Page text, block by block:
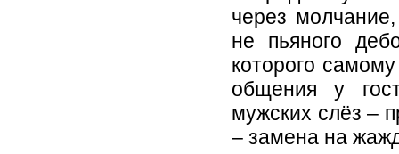
через
не пьяного
которого
общения у
мужских слёз –
– замена на